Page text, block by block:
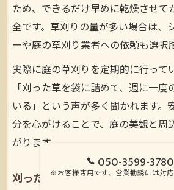
ため、できるだけ早めに乾燥させて
全です。草刈りの量が多い場合は、
ーや庭の草刈り業者への依頼も選択
実際に庭の草刈りを定期的に行って
「刈った草を袋に詰めて、週に一
いる」という声が多く聞かれます。
分を心がけることで、庭の美観と周
がります。
刈った草の土への埋め方と注意点
050-3599-3780
※お客様専用です、営業勧誘には対応